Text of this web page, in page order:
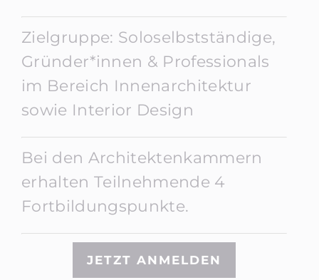
Zielgruppe: Soloselbstständige,
Gründer*innen & Professionals
im Bereich Innenarchitektur
sowie Interior Design
Bei den Architektenkammern
erhalten Teilnehmende 4
Fortbildungspunkte.
JETZT ANMELDEN